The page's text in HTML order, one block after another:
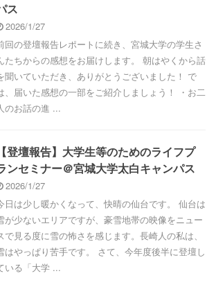
ス
2026/1/27
回の登壇報告レポートに続き、宮城大学の学生さ
たちからの感想をお届けします。 朝はやくから話
聞いていただき、ありがとうございました！ で
、届いた感想の一部をご紹介しましょう！ ・お二
のお話の進 ...
【登壇報告】大学生等のためのライフプ
ンセミナー＠宮城大学太白キャンパス
2026/1/27
日は少し暖かくなって、快晴の仙台です。 仙台は
が少ないエリアですが、豪雪地帯の映像をニュー
で見る度に雪の怖さを感じます。長崎人の私は、
はやっぱり苦手です。 さて、今年度後半に登壇し
いる「大学 ...